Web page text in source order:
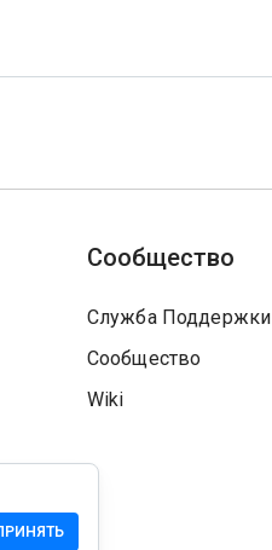
Сообщество
Служба Поддержки
Сообщество
Wiki